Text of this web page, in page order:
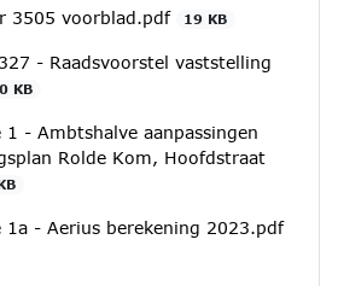
3505 voorblad.pdf
19 KB
- Raadsvoorstel vaststelling
KB
1 - Ambtshalve aanpassingen
Rolde Kom, Hoofdstraat
1a - Aerius berekening 2023.pdf